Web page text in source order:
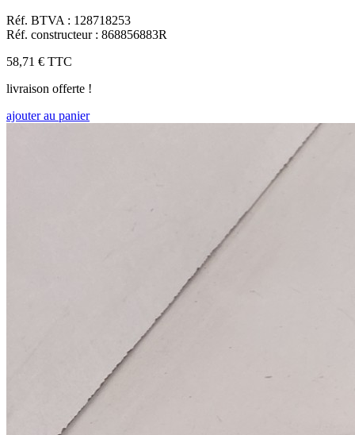
Réf. BTVA : 128718253
Réf. constructeur : 868856883R
58,71 € TTC
livraison offerte !
ajouter au panier